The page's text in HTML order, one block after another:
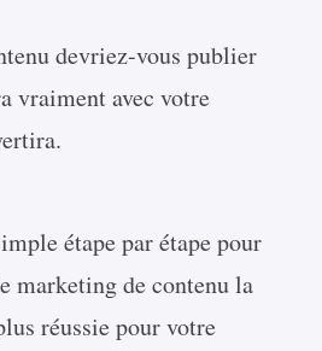
devriez-vous publier
vraiment avec votre
étape par étape pour
marketing de contenu la
réussie pour votre